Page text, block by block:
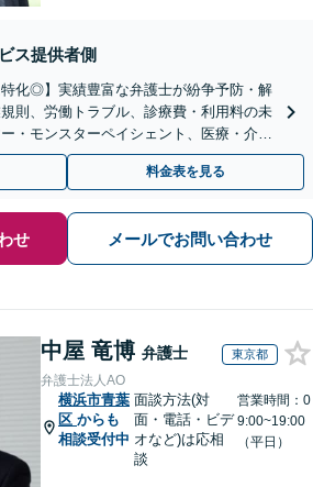
ス提供者側
特化◎】実績豊富な弁護士が紛争予防・解
則、労働トラブル、診療費・利用料の未
・モンスターペイシェント、医療・介護
り】
料金表を見る
せ メールでお問い合わせ
中屋 竜博 弁護士 東京都
弁護士法人AO
横浜市青葉
区 からも
相談受付中
面談方法(対
面・電話・ビデ
オなど)は応相
談
営業時間：0
9:00~19:00
（平日）